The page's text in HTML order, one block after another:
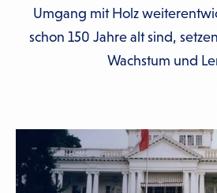
Umgang mit Holz
schon 150 Jahre alt sind,
Wachstum und